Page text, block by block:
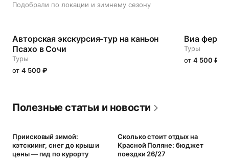
Подобрали по локации и зимнему сезону
Авторская экскурсия-тур на каньон
Псахо в Сочи
Туры
от 4 500 ₽
Виа
Туры
от 4 500 ₽
Полезные статьи и новости
Приисковый зимой:
кэтскиинг, снег до крыш и
цены — гид по курорту
Сколько стоит отдых на
Красной Поляне: бюджет
поездки 26/27